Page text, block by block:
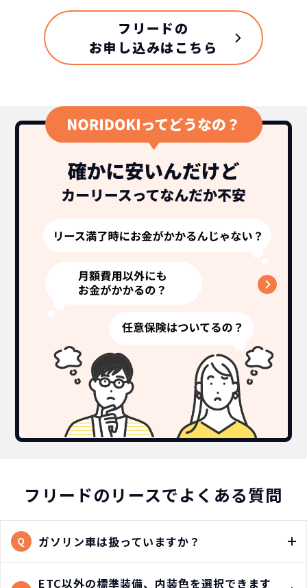
フリードの
お申し込みはこちら
フリードのリースでよくある質問
Q ガソリン車は扱っていますか？
ETC以外の標準装備、内装色を選択できます